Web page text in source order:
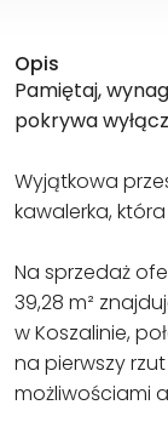
Opis
Pamiętaj,
pokrywa
Wyjątkowa
kawalerka,
Na sprzedaż
39,28 m²
w Koszalinie,
na pierwszy
możliwościami